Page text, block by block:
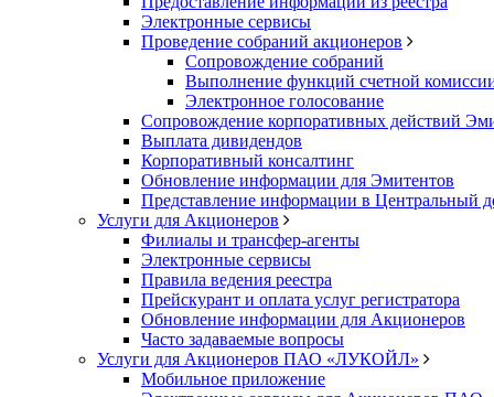
Электронные сервисы
Проведение собраний акционеров
Сопровождение собраний
Выполнение функций счетной
Электронное голосование
Сопровождение корпоративных действий
Выплата дивидендов
Корпоративный консалтинг
Обновление информации для Эмитентов
Представление информации в Центральный
Услуги для Акционеров
Филиалы и трансфер-агенты
Электронные сервисы
Правила ведения реестра
Прейскурант и оплата услуг регистратора
Обновление информации для Акционеров
Часто задаваемые вопросы
Услуги для Акционеров ПАО «ЛУКОЙЛ»
Мобильное приложение